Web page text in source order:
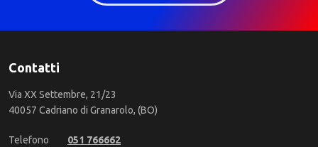
Contatti
Via XX Settembre, 21/23
40057 Cadriano di Granarolo, (BO)
Telefono
051 766662